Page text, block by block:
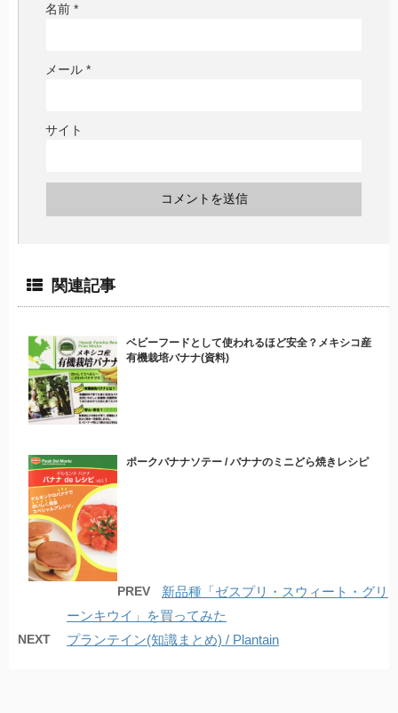
名前 *
メール *
サイト
関連記事
ベビーフードとして使われるほど安全？メキシコ産
有機栽培バナナ(資料)
ポークバナナソテー / バナナのミニどら焼きレシピ
PREV
新品種「ゼスプリ・スウィート・グリ
ーンキウイ」を買ってみた
NEXT プランテイン(知識まとめ) / Plantain